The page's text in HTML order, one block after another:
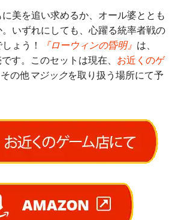
美を追い求めるか、オール婆ととも
いずれにしても、心躍る統率者戦の
ょう！
『ローウィンの昏明』 は、
す。このセットは現在、 お近くのゲ
の他マジックを取り扱う場所にて予